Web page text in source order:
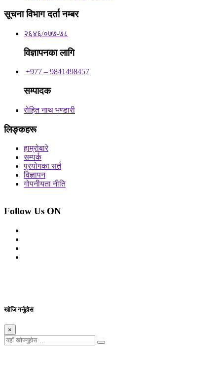
सूचना विभाग दर्ता नम्बर
२६४६/०७७-७८
विज्ञापनका लागि
+977 – 9841498457
सम्पादक
रोहित नाथ भण्डारी
लिङ्कहरू
हाम्रोबारे
सम्पर्क
प्रयोगका सर्त
विज्ञापन
गोपनीयता नीति
Follow Us ON
खोजि गर्नुहोस
×